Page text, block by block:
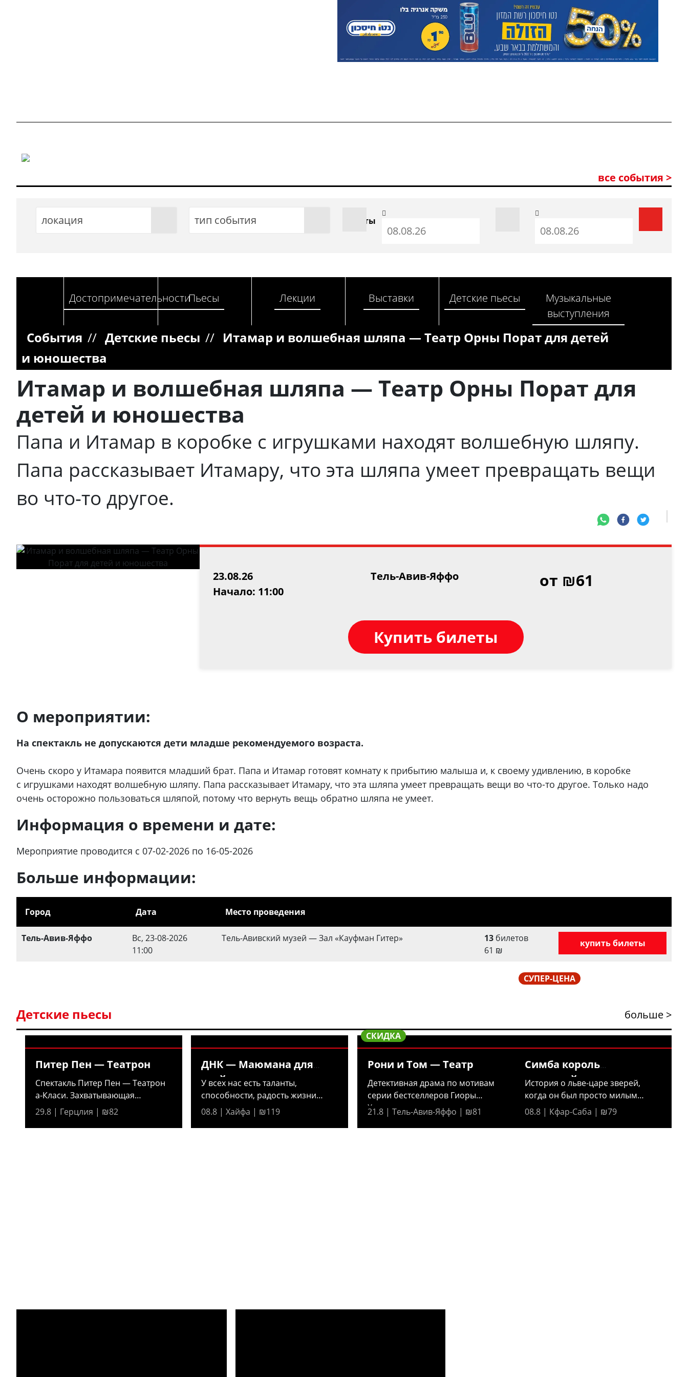
все события >
локация тип события С даты
ДостопримечательностиПьесы Лекции Выставки Детские пьесы
Музыкальные
выступления
События // Детские пьесы // Итамар и волшебная шляпа — Театр Орны Порат для детей
и юношества
Итамар и волшебная шляпа — Театр Орны Порат для
детей и юношества
Папа и Итамар в коробке с игрушками находят волшебную шляпу.
Папа рассказывает Итамару, что эта шляпа умеет превращать вещи
во что-то другое.
23.08.26
Начало: 11:00
Тель-Авив-Яффо от ₪61
Купить билеты
О мероприятии:
На спектакль не допускаются дети младше рекомендуемого возраста.
Очень скоро у Итамара появится младший брат. Папа и Итамар готовят комнату к прибытию малыша и, к своему удивлению, в коробке
с игрушками находят волшебную шляпу. Папа рассказывает Итамару, что эта шляпа умеет превращать вещи во что-то другое. Только надо
очень осторожно пользоваться шляпой, потому что вернуть вещь обратно шляпа не умеет.
Информация о времени и дате:
Мероприятие проводится с 07-02-2026 по 16-05-2026
Больше информации:
Город Дата Место проведения
Тель-Авив-Яффо
Вс, 23-08-2026
11:00
Тель-Авивский музей — Зал «Кауфман Гитер» 13 билетов
61 ₪
купить билеты
Детские пьесы больше >
Питер Пен — Театрон
Cпектакль Питер Пен — Театрон
а-Класи. Захватывающая
постановка...
29.8 | Герцлия | ₪82
ДНК — Маюмана для
всей
У всех нас есть таланты,
способности, радость жизни
и смех —...
08.8 | Хайфа | ₪119
СКИДКА
Рони и Том — Театр
Детективная драма по мотивам
серии бестселлеров Гиоры
Хамицера....
21.8 | Тель-Авив-Яффо | ₪81
СУПЕР-ЦЕНА
Симба король
джунглей —
История о льве-царе зверей,
когда он был просто милым
львенком...
08.8 | Кфар-Саба | ₪79